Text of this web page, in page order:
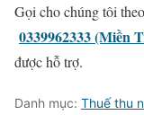
Gọi cho chúng tôi
0339962333 (Miền
được hỗ trợ.
Danh mục: Thuế thu